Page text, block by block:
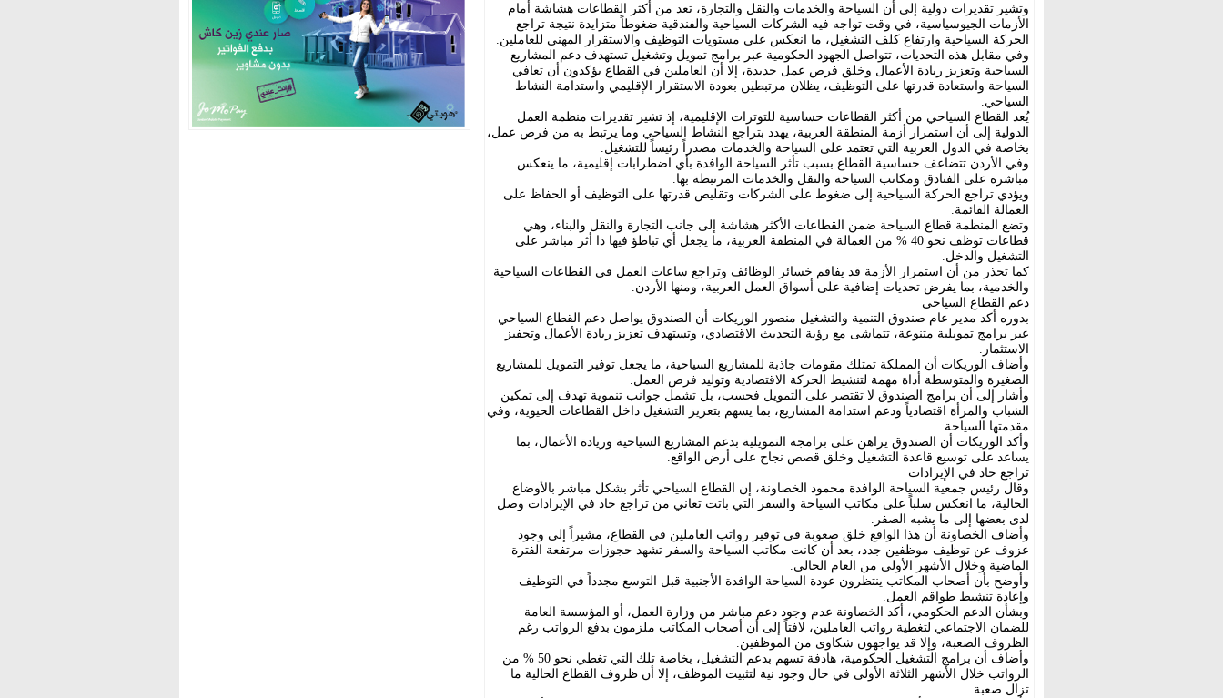
وتشير تقديرات دولية إلى أن السياحة والخدمات والنقل والتجارة، تعد من أكثر القطاعات هشاشة أمام
الأزمات الجيوسياسية، في وقت تواجه فيه الشركات السياحية والفندقية ضغوطاً متزايدة نتيجة تراجع
الحركة السياحية وارتفاع كلف التشغيل، ما انعكس على مستويات التوظيف والاستقرار المهني للعاملين.
وفي مقابل هذه التحديات، تتواصل الجهود الحكومية عبر برامج تمويل وتشغيل تستهدف دعم المشاريع
السياحية وتعزيز ريادة الأعمال وخلق فرص عمل جديدة، إلا أن العاملين في القطاع يؤكدون أن تعافي
السياحة واستعادة قدرتها على التوظيف، يظلان مرتبطين بعودة الاستقرار الإقليمي واستدامة النشاط
السياحي.
يُعد القطاع السياحي من أكثر القطاعات حساسية للتوترات الإقليمية، إذ تشير تقديرات منظمة العمل
الدولية إلى أن استمرار أزمة المنطقة العربية، يهدد بتراجع النشاط السياحي وما يرتبط به من فرص عمل،
بخاصة في الدول العربية التي تعتمد على السياحة والخدمات مصدراً رئيساً للتشغيل.
وفي الأردن تتضاعف حساسية القطاع بسبب تأثر السياحة الوافدة بأي اضطرابات إقليمية، ما ينعكس
مباشرة على الفنادق ومكاتب السياحة والنقل والخدمات المرتبطة بها.
ويؤدي تراجع الحركة السياحية إلى ضغوط على الشركات وتقليص قدرتها على التوظيف أو الحفاظ على
العمالة القائمة.
وتضع المنظمة قطاع السياحة ضمن القطاعات الأكثر هشاشة إلى جانب التجارة والنقل والبناء، وهي
قطاعات توظف نحو 40 % من العمالة في المنطقة العربية، ما يجعل أي تباطؤ فيها ذا أثر مباشر على
التشغيل والدخل.
كما تحذر من أن استمرار الأزمة قد يفاقم خسائر الوظائف وتراجع ساعات العمل في القطاعات السياحية
والخدمية، بما يفرض تحديات إضافية على أسواق العمل العربية، ومنها الأردن.
دعم القطاع السياحي
بدوره أكد مدير عام صندوق التنمية والتشغيل منصور الوريكات أن الصندوق يواصل دعم القطاع السياحي
عبر برامج تمويلية متنوعة، تتماشى مع رؤية التحديث الاقتصادي، وتستهدف تعزيز ريادة الأعمال وتحفيز
الاستثمار.
وأضاف الوريكات أن المملكة تمتلك مقومات جاذبة للمشاريع السياحية، ما يجعل توفير التمويل للمشاريع
الصغيرة والمتوسطة أداة مهمة لتنشيط الحركة الاقتصادية وتوليد فرص العمل.
وأشار إلى أن برامج الصندوق لا تقتصر على التمويل فحسب، بل تشمل جوانب تنموية تهدف إلى تمكين
الشباب والمرأة اقتصادياً ودعم استدامة المشاريع، بما يسهم بتعزيز التشغيل داخل القطاعات الحيوية، وفي
مقدمتها السياحة.
وأكد الوريكات أن الصندوق يراهن على برامجه التمويلية بدعم المشاريع السياحية وريادة الأعمال، بما
يساعد على توسيع قاعدة التشغيل وخلق قصص نجاح على أرض الواقع.
تراجع حاد في الإيرادات
وقال رئيس جمعية السياحة الوافدة محمود الخصاونة، إن القطاع السياحي تأثر بشكل مباشر بالأوضاع
الحالية، ما انعكس سلباً على مكاتب السياحة والسفر التي باتت تعاني من تراجع حاد في الإيرادات وصل
لدى بعضها إلى ما يشبه الصفر.
وأضاف الخصاونة أن هذا الواقع خلق صعوبة في توفير رواتب العاملين في القطاع، مشيراً إلى وجود
عزوف عن توظيف موظفين جدد، بعد أن كانت مكاتب السياحة والسفر تشهد حجوزات مرتفعة الفترة
الماضية وخلال الأشهر الأولى من العام الحالي.
وأوضح بأن أصحاب المكاتب ينتظرون عودة السياحة الوافدة الأجنبية قبل التوسع مجدداً في التوظيف
وإعادة تنشيط طواقم العمل.
وبشأن الدعم الحكومي، أكد الخصاونة عدم وجود دعم مباشر من وزارة العمل، أو المؤسسة العامة
للضمان الاجتماعي لتغطية رواتب العاملين، لافتاً إلى أن أصحاب المكاتب ملزمون بدفع الرواتب رغم
الظروف الصعبة، وإلا قد يواجهون شكاوى من الموظفين.
وأضاف أن برامج التشغيل الحكومية، هادفة تسهم بدعم التشغيل، بخاصة تلك التي تغطي نحو 50 % من
الرواتب خلال الأشهر الثلاثة الأولى في حال وجود نية لتثبيت الموظف، إلا أن ظروف القطاع الحالية ما
تزال صعبة.